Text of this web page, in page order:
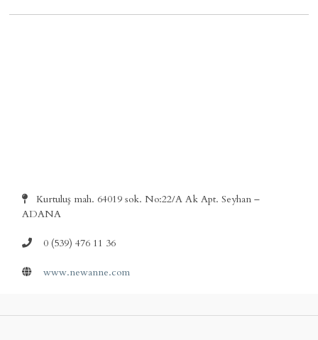
Kurtuluş mah. 64019 sok. No:22/A Ak Apt. Seyhan –
ADANA
0 (539) 476 11 36
www.newanne.com